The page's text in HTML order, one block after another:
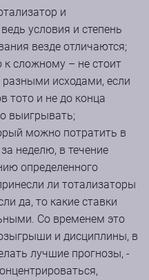
и
условия и степень
везде отличаются;
к сложному – не стоит
исходами, если
тото и не до конца
выигрывать;
можно потратить в
неделю, в течение
определенного
ли тотализаторы
да, то какие ставки
Со временем это
и дисциплины, в
лучшие прогнозы, -